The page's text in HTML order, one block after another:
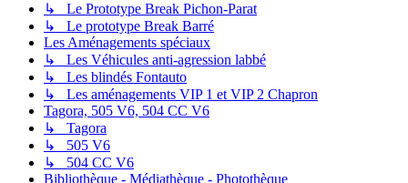
↳ Le Prototype Break Pichon-Parat
↳ Le prototype Break Barré
Les Aménagements spéciaux
↳ Les Véhicules anti-agression labbé
↳ Les blindés Fontauto
↳ Les aménagements VIP 1 et VIP 2 Chapron
Tagora, 505 V6, 504 CC V6
↳ Tagora
↳ 505 V6
↳ 504 CC V6
Bibliothèque - Médiathèque - Photothèque